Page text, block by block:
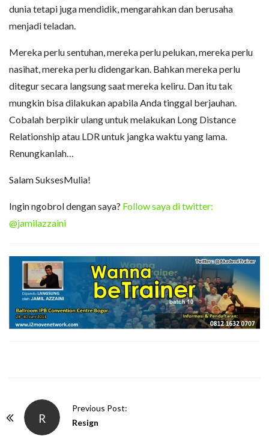
dunia tetapi juga mendidik, mengarahkan dan berusaha
menjadi teladan.
Mereka perlu sentuhan, mereka perlu pelukan, mereka perlu
nasihat, mereka perlu didengarkan. Bahkan mereka perlu
ditegur secara langsung saat mereka keliru. Dan itu tak
mungkin bisa dilakukan apabila Anda tinggal berjauhan.
Cobalah berpikir ulang untuk melakukan Long Distance
Relationship atau LDR untuk jangka waktu yang lama.
Renungkanlah…
Salam SuksesMulia!
Ingin ngobrol dengan saya? Follow saya di twitter:
@jamilazzaini
R
Previous Post:
Resign